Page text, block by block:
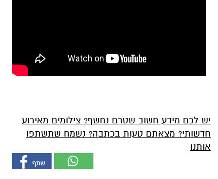
יש לכם מידע חשוב שטרם נחשף? צילומים מאירוע
חדשותי? מצאתם טעות בכתבה? נשמח שתשתפו
אותנו